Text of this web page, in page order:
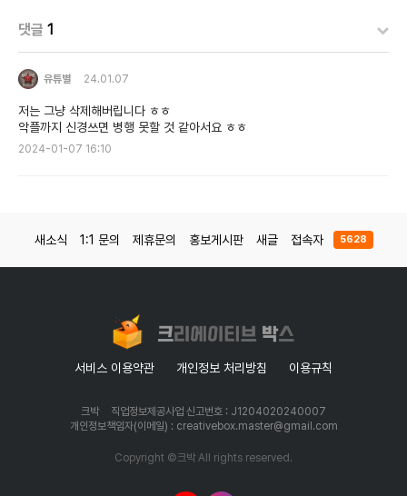
댓글 1
유튜별 24.01.07
저는 그냥 삭제해버립니다 ㅎㅎ
악플까지 신경쓰면 병행 못할 것 같아서요 ㅎㅎ
2024-01-07 16:10
새소식 1:1 문의 제휴문의 홍보게시판 새글 접속자 5628
서비스 이용약관 개인정보 처리방침 이용규칙
크박
직업정보제공사업 신고번호 : J1204020240007
개인정보책임자(이메일) : creativebox.master@gmail.com
Copyright ©크박 All rights reserved.